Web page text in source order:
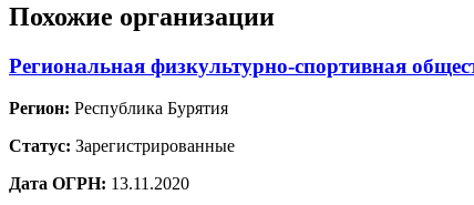
Похожие организации
Региональная физкультурно-спортивная
Регион: Республика Бурятия
Статус: Зарегистрированные
Дата ОГРН: 13.11.2020